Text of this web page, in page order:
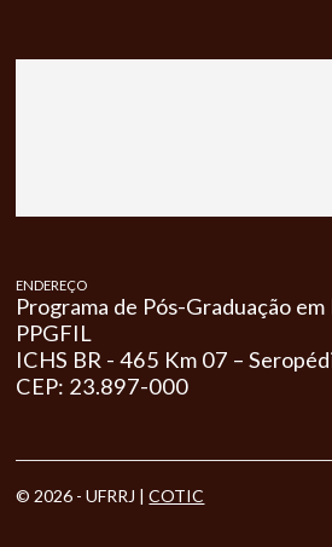
ENDEREÇO
Programa de Pós-Graduação
PPGFIL
ICHS BR - 465 Km 07 –
CEP: 23.897-000
© 2026 - UFRRJ |COTIC